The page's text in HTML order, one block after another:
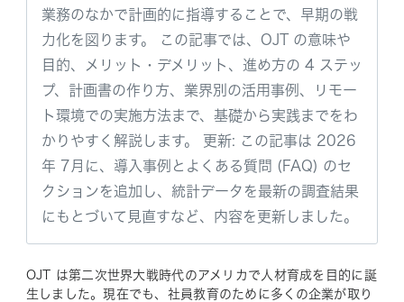
業務のなかで計画的に指導することで、早期の戦
力化を図ります。 この記事では、OJT の意味や
目的、メリット・デメリット、進め方の 4 ステッ
プ、計画書の作り方、業界別の活用事例、リモー
ト環境での実施方法まで、基礎から実践までをわ
かりやすく解説します。 更新: この記事は 2026
年 7月に、導入事例とよくある質問 (FAQ) のセ
クションを追加し、統計データを最新の調査結果
にもとづいて見直すなど、内容を更新しました。
OJT は第二次世界大戦時代のアメリカで人材育成を目的に誕
生しました。現在でも、社員教育のために多くの企業が取り